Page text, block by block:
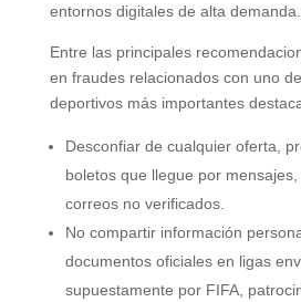
entornos digitales de alta demanda.
Entre las principales
en fraudes relacionados con uno
deportivos más importantes
Desconfiar de cualquier oferta,
boletos que llegue por
correos no verificados.
No compartir información
documentos oficiales en ligas
supuestamente por FIFA,